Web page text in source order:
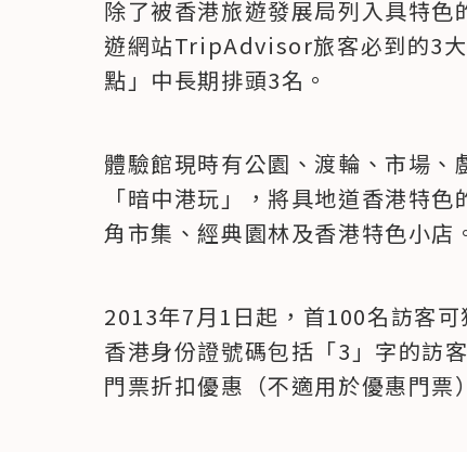
除了被香港旅遊發展局列入具特
遊網站TripAdvisor旅客必到的3
點」中長期排頭3名。
體驗館現時有公園、渡輪、市場
「暗中港玩」，將具地道香港特
角市集、經典園林及香港特色小店
2013年7月1日起，首100名訪客
香港身份證號碼包括「3」字的訪
門票折扣優惠（不適用於優惠門票